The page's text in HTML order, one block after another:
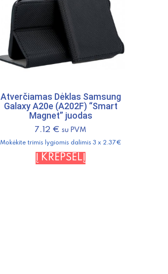
Atverčiamas Dėklas Samsung
Galaxy A20e (A202F) “Smart
Magnet” juodas
7.12 € su PVM
Mokėkite trimis lygiomis dalimis 3 x 2.37€
Į KREPŠELĮ